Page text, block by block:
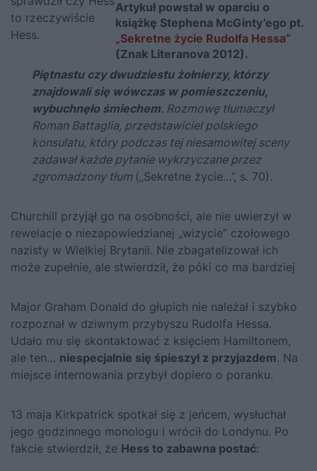
Artykuł powstał w oparciu o
książkę Stephena McGinty’ego pt.
„Sekretne życie Rudolfa Hessa”
(Znak Literanova 2012).
to rzeczywiście
Hess.
Piętnastu czy dwudziestu żołnierzy, którzy
znajdowali się wówczas w pomieszczeniu,
wybuchnęło śmiechem. Rozmowę tłumaczył
Roman Battaglia, przedstawiciel polskiego
konsulatu, który podczas tej niesamowitej sceny
zadawał każde pytanie wykrzyczane przez
zgromadzony tłum („Sekretne życie…”, s. 70).
Churchill przyjął go na osobności, ale nie uwierzył w
rewelacje o niezapowiedzianej „wizycie” czołowego
nazisty w Wielkiej Brytanii. Nie zbagatelizował ich
może zupełnie, ale stwierdził, że póki co ma bardziej
Major Graham Donald do głupich nie należał i szybko
rozpoznał w dziwnym przybyszu Rudolfa Hessa.
Udało mu się skontaktować z księciem Hamiltonem,
ale ten… niespecjalnie się śpieszył z przyjazdem. Na
miejsce internowania przybył dopiero o poranku.
13 maja Kirkpatrick spotkał się z jeńcem, wysłuchał
jego godzinnego monologu i wrócił do Londynu. Po
fakcie stwierdził, że Hess to zabawna postać: